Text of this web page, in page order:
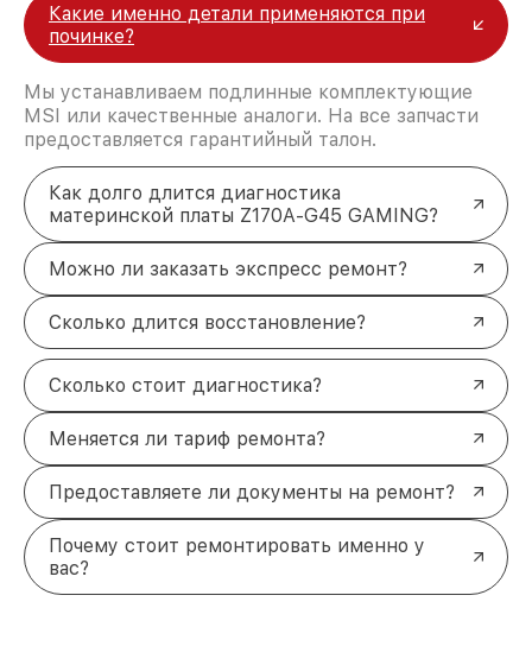
Какие именно детали применяются при
починке?
Мы устанавливаем подлинные комплектующие
MSI или качественные аналоги. На все запчасти
предоставляется гарантийный талон.
Как долго длится диагностика
материнской платы Z170A-G45 GAMING?
Можно ли заказать экспресс ремонт?
Сколько длится восстановление?
Сколько стоит диагностика?
Меняется ли тариф ремонта?
Предоставляете ли документы на ремонт?
Почему стоит ремонтировать именно у
вас?